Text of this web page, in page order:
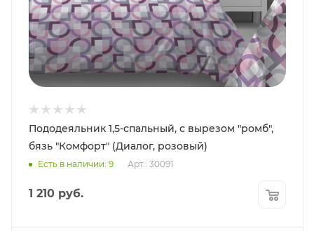
Пододеяльник 1,5-спальный, с вырезом "ромб",
бязь "Комфорт" (Диалог, розовый)
Есть в наличии: 9 Арт.: 30091
1 210 руб.